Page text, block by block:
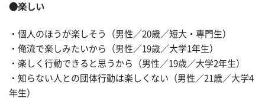
●楽しい
・個人のほうが楽しそう（男性／20歳／短大・専門生）
・俺流で楽しみたいから（男性／19歳／大学1年生）
・楽しく行動できると思うから（男性／19歳／大学2年生）
・知らない人との団体行動は楽しくない（男性／21歳／大学4
年生）